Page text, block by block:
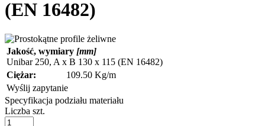
(EN 16482)
Jakość, wymiary [mm]
Unibar 250, A x B 130 x 115 (EN 16482)
Ciężar:
109.50 Kg/m
Wyślij zapytanie
Specyfikacja podziału materiału
Liczba szt.